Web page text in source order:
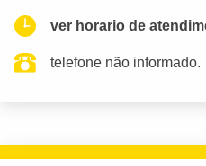
ver horario de
telefone não informado.